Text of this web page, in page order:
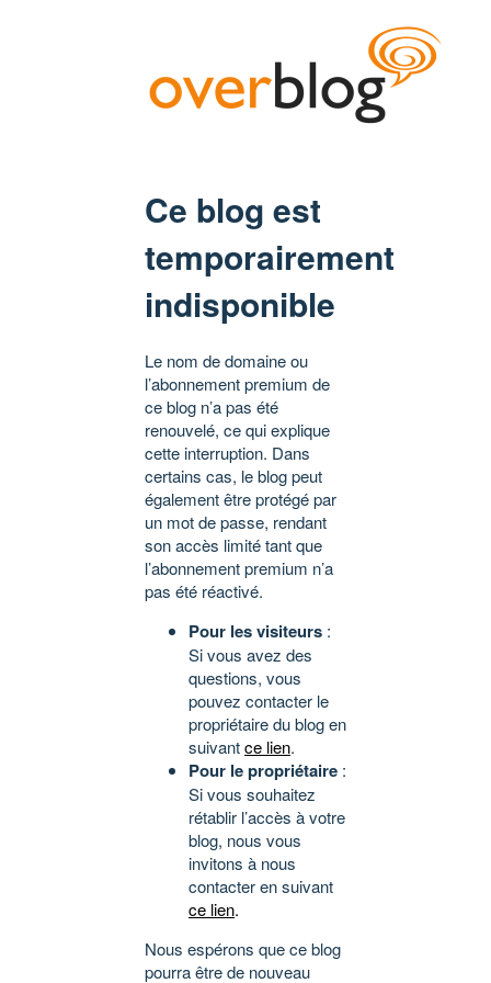
Ce blog est
temporairement
indisponible
Le nom de domaine ou
l’abonnement premium de
ce blog n’a pas été
renouvelé, ce qui explique
cette interruption. Dans
certains cas, le blog peut
également être protégé par
un mot de passe, rendant
son accès limité tant que
l’abonnement premium n’a
pas été réactivé.
Pour les visiteurs :
Si vous avez des
questions, vous
pouvez contacter le
propriétaire du blog en
suivantce lien.
Pour le propriétaire :
Si vous souhaitez
rétablir l’accès à votre
blog, nous vous
invitons à nous
contacter en suivant
ce lien.
Nous espérons que ce blog
pourra être de nouveau